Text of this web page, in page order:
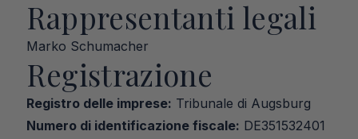
Rappresentanti legali
Marko Schumacher
Registrazione
Registro delle imprese: Tribunale di Augsburg
Numero di identificazione fiscale: DE351532401